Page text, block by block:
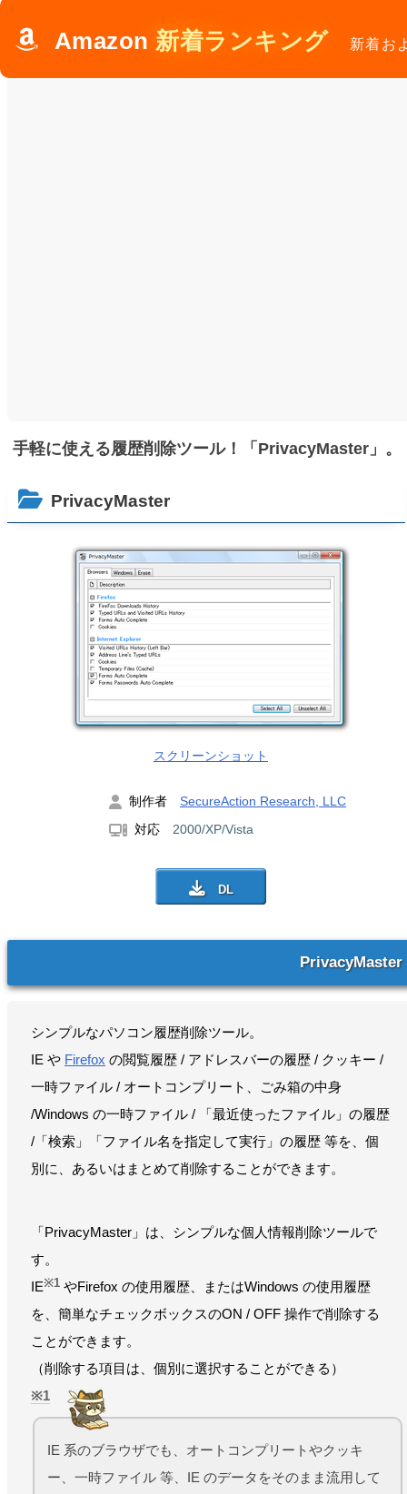
Amazon 新着ランキング 新着お
手軽に使える履歴削除ツール！「PrivacyMaster」。
PrivacyMaster
スクリーンショット
制作者 SecureAction Research, LLC
対応 2000/XP/Vista
PrivacyMaster
シンプルなパソコン履歴削除ツール。
IE や Firefox の閲覧履歴 / アドレスバーの履歴 / クッキー /
一時ファイル / オートコンプリート、ごみ箱の中身
/Windows の一時ファイル / 「最近使ったファイル」の履歴
/「検索」「ファイル名を指定して実行」の履歴 等を、個
別に、あるいはまとめて削除することができます。
「PrivacyMaster」は、シンプルな個人情報削除ツールで
す。
IE※1 やFirefox の使用履歴、またはWindows の使用履歴
を、簡単なチェックボックスのON / OFF 操作で削除する
ことができます。
（削除する項目は、個別に選択することができる）
1
IE 系のブラウザでも、オートコンプリートやクッキ
ー、一時ファイル 等、IE のデータをそのまま流用して